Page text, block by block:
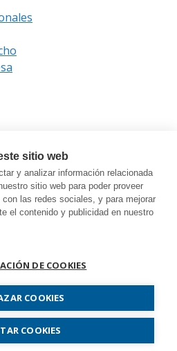
Todos los derechos
sitio web
y analizar información relacionada
sitio web para poder proveer
las redes sociales, y para mejorar
el contenido y publicidad en nuestro
DE COOKIES
COOKIES
COOKIES